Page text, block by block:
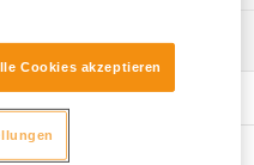
an den Seiten
mit den automatischen
Entriegelungssystem der
unbeabsichtigten
notice-NEST-STEF-2
NEST_STEF-
Cookies akzeptieren